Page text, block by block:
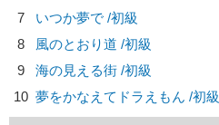
7
いつか夢で /初級
8
風のとおり道 /初級
9
海の見える街 /初級
10 夢をかなえてドラえもん /初級